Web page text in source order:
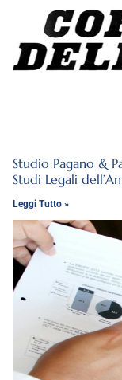
Studio Pagano &
Studi Legali
Leggi Tutto »